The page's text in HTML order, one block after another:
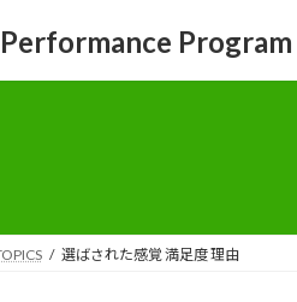
Program
選ばされた感覚 満足度 理由